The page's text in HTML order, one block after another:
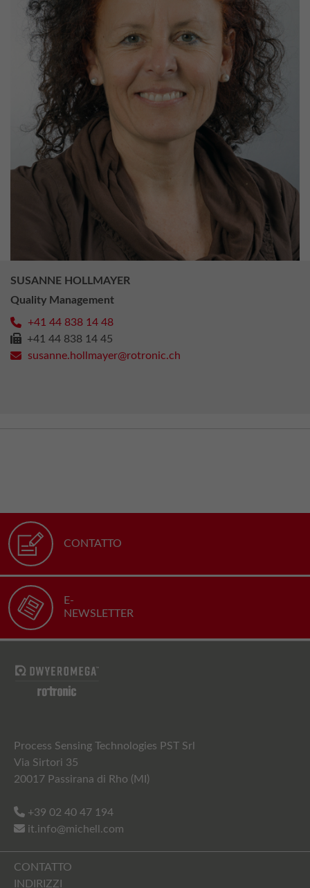
SUSANNE HOLLMAYER
Quality Management
+41 44 838 14 48
+41 44 838 14 45
susanne.hollmayer@rotronic.ch
CONTATTO
E-
NEWSLETTER
Process Sensing Technologies PST Srl
Via Sirtori 35
20017 Passirana di Rho (MI)
+39 02 40 47 194
it.info@michell.com
CONTATTO
INDIRIZZI